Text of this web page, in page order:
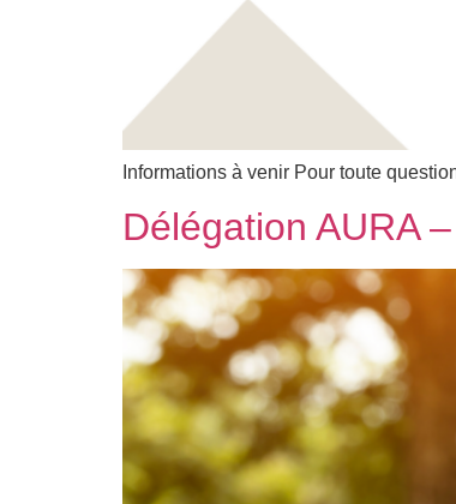
Informations à venir Pour toute
Délégation AURA